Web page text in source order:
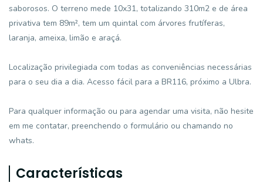
saborosos. O terreno mede 10x31, totalizando 310m2 e de área
privativa tem 89m², tem um quintal com árvores frutíferas,
laranja, ameixa, limão e araçá.
Localização privilegiada com todas as conveniências necessárias
para o seu dia a dia. Acesso fácil para a BR116, próximo a Ulbra.
Para qualquer informação ou para agendar uma visita, não hesite
em me contatar, preenchendo o formulário ou chamando no
whats.
Características